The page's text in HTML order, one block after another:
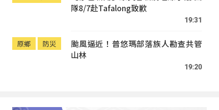
隊8/7赴Tafalong致歉
19:31
原鄉 防災
颱風逼近！普悠瑪部落族人勘查共管
山林
19:20